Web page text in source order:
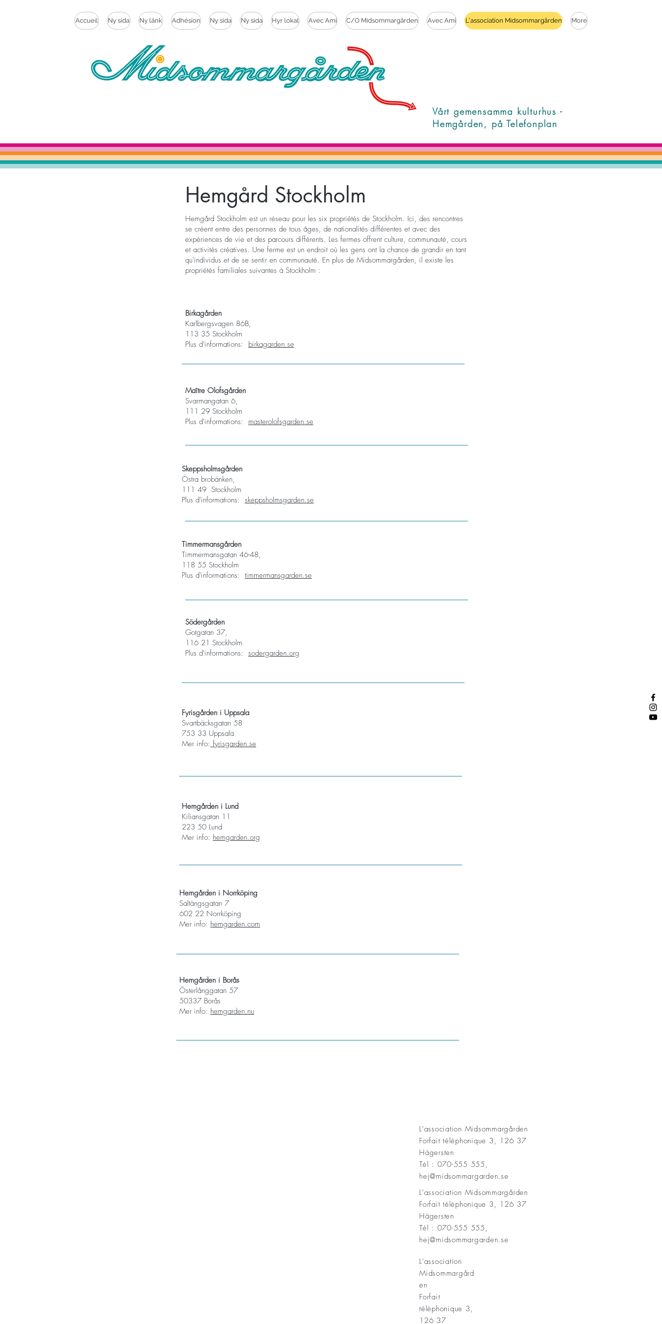
Accueil Ny sida Ny länk Adhésion Ny sida Ny sida Hyr lokal Avec Ami C/O Midsommargården Avec Ami L'association Midsommargården More
Vårt gemensamma kulturhus -
Hemgården, på Telefonplan
Hemgård Stockholm
Hemgård Stockholm est un réseau pour les six propriétés de Stockholm. Ici, des rencontres
se créent entre des personnes de tous âges, de nationalités différentes et avec des
expériences de vie et des parcours différents. Les fermes offrent culture, communauté, cours
et activités créatives. Une ferme est un endroit où les gens ont la chance de grandir en tant
qu'individus et de se sentir en communauté. En plus de Midsommargården, il existe les
propriétés familiales suivantes à Stockholm :
Birkagården
Karlbergsvagen 86B,
113 35 Stockholm
Plus d'informations: birkagarden.se
Maître Olofsgården
Svarmangatan 6,
111 29 Stockholm
Plus d'informations: masterolofsgarden.se
Skeppsholmsgården
Östra brobänken,
111 49 Stockholm
Plus d'informations: skeppsholmsgarden.se
Timmermansgården
Timmermansgatan 46-48,
118 55 Stockholm
Plus d'informations: timmermansgarden.se
Södergården
Gotgatan 37,
116 21 Stockholm
Plus d'informations: sodergarden.org
Fyrisgården i Uppsala
Svartbäcksgatan 58
753 33 Uppsala
Mer info: fyrisgarden.se
Hemgården i Lund
Kiliansgatan 11
223 50 Lund
Mer info: hemgarden.org
Hemgården i Norrköping
Saltängsgatan 7
602 22 Norrköping
Mer info: hemgarden.com
Hemgården i Borås
Österlånggatan 57
50337 Borås
Mer info: hemgarden.nu
L'association Midsommargården
Forfait téléphonique 3, 126 37
Hägersten
Tél : 070-555 555,
hej@midsommargarden.se
L'association Midsommargården
Forfait téléphonique 3, 126 37
Hägersten
Tél : 070-555 555,
hej@midsommargarden.se
L'association
Midsommargård
en
Forfait
téléphonique 3,
126 37